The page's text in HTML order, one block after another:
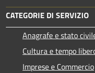
CATEGORIE DI SERVIZIO
Anagrafe e stato
Cultura e tempo
Imprese e Commercio